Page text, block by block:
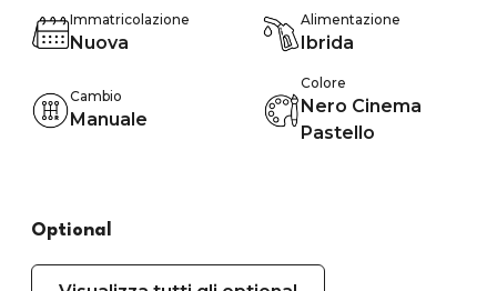
Immatricolazione
Nuova
Alimentazione
Ibrida
Cambio
Manuale
Colore
Nero Cinema
Pastello
Optional